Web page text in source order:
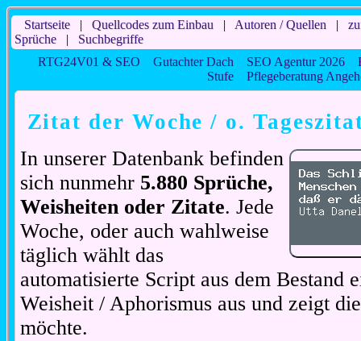
Startseite| Quellcodes zum Einbau | Autoren / Quellen |
Sprüche| Suchbegriffe
RTG24V01 & SEO
Gutachter Dach SEO Agentur 2026
Stufe
Pflegeberatung
Zitat der Woche / o.
In unserer Datenbank befinden
sich nunmehr 5.880 Sprüche,
Weisheiten oder Zitate. Jede
Woche, oder auch wahlweise
täglich wählt das
automatisierte Script aus dem Bestand
Weisheit / Aphorismus aus und zeigt
möchte.